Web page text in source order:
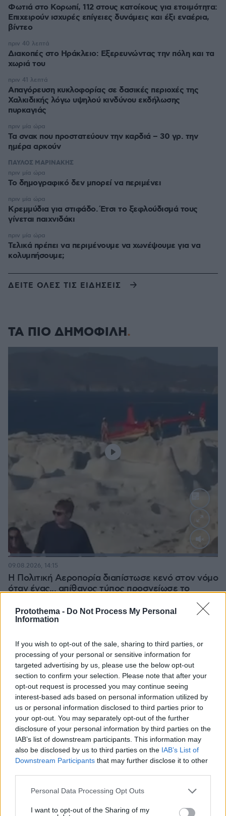
Protothema - Do Not Process My Personal
Information
If you wish to opt-out of the sale, sharing to third parties, or
processing of your personal or sensitive information for
targeted advertising by us, please use the below opt-out
section to confirm your selection. Please note that after your
opt-out request is processed you may continue seeing
interest-based ads based on personal information utilized by
us or personal information disclosed to third parties prior to
your opt-out. You may separately opt-out of the further
disclosure of your personal information by third parties on the
IAB’s list of downstream participants. This information may
also be disclosed by us to third parties on the IAB’s List of
Downstream Participants that may further disclose it to other
Please note that this website/app uses one or more Google
not limited to your visit or usage behaviour. You may click to
Personal Data Processing Opt Outs
I want to opt-out of the Sharing of my
Φωτιά στο Κορωπί, 112 στους κατοίκους για ετοιμότητα:
Επιχειρούν ισχυρές επίγειες δυνάμεις και έξι εναέρια,
βίντεο
Διακοπές στο Ηράκλειο: Εξερευνώντας την πόλη και τα
χωριά του
πριν 40 λεπτά
Απαγόρευση κυκλοφορίας σε δασικές περιοχές της
Χαλκιδικής λόγω υψηλού κινδύνου εκδήλωσης
πυρκαγιάς
πριν 41 λεπτά
Τα σνακ που προστατεύουν την καρδιά – 30 γρ. την
ημέρα αρκούν
πριν μία ώρα
ΠΑΥΛΟΣ ΜΑΡΙΝΑΚΗΣ
Το δημογραφικό δεν μπορεί να περιμένει
πριν μία ώρα
Κρεμμύδια για στιφάδο. Έτσι το ξεφλούδισμά τους
γίνεται παιχνιδάκι
πριν μία ώρα
Τελικά πρέπει να περιμένουμε να χωνέψουμε για να
κολυμπήσουμε;
πριν μία ώρα
ΔΕΙΤΕ ΟΛΕΣ ΤΙΣ ΕΙΔΗΣΕΙΣ
ΤΑ ΠΙΟ ΔΗΜΟΦΙΛΗ
:
Η Πολιτική Αεροπορία διαπίστωσε κενό στον νόμο
όταν ένας... απίθανος τύπος προσγείωσε το
λουόμενους - Παρέμβαση Εισαγγελέα
09.08.2026, 14:15